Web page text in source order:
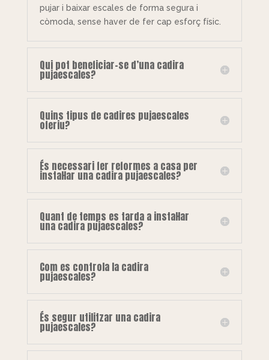
pujar i baixar escales de forma segura i
còmoda, sense haver de fer cap esforç físic.
Qui pot beneficiar-se d’una cadira
pujaescales?
Quins tipus de cadires pujaescales
oferiu?
És necessari fer reformes a casa per
instal·lar una cadira pujaescales?
Quant de temps es tarda a instal·lar
una cadira pujaescales?
Com es controla la cadira
pujaescales?
És segur utilitzar una cadira
pujaescales?